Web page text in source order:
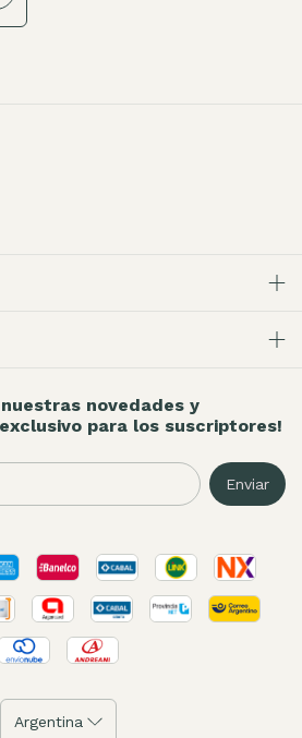
novedades y
para los suscriptores!